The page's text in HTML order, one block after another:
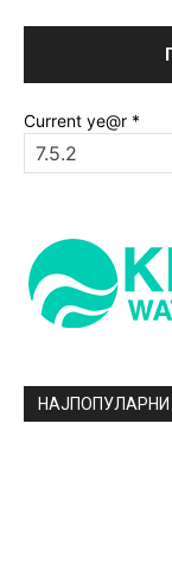
Current ye@r *
НАЈПОПУЛАРНИ